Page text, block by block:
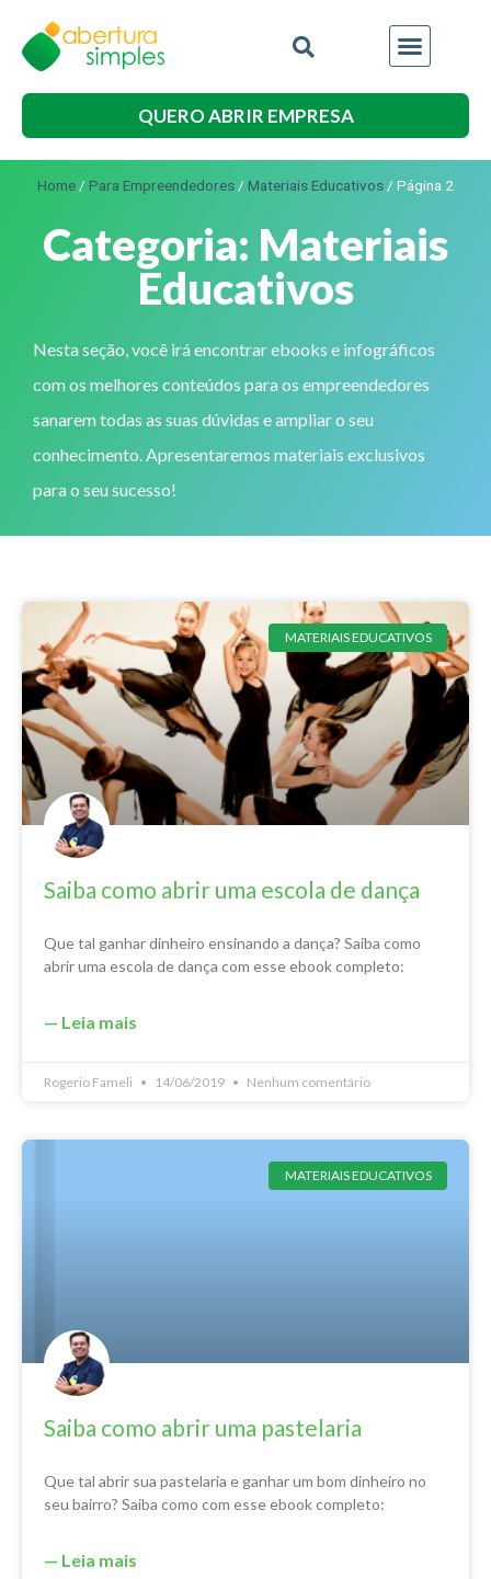
QUERO ABRIR EMPRESA
Home / Para Empreendedores / Materiais Educativos / Página 2
Categoria: Materiais
Educativos
Nesta seção, você irá encontrar ebooks e infográficos
com os melhores conteúdos para os empreendedores
sanarem todas as suas dúvidas e ampliar o seu
conhecimento. Apresentaremos materiais exclusivos
para o seu sucesso!
MATERIAIS EDUCATIVOS
Saiba como abrir uma escola de dança
Que tal ganhar dinheiro ensinando a dança? Saiba como
abrir uma escola de dança com esse ebook completo:
— Leia mais
Rogerio Fameli 14/06/2019 Nenhum comentário
MATERIAIS EDUCATIVOS
Saiba como abrir uma pastelaria
Que tal abrir sua pastelaria e ganhar um bom dinheiro no
seu bairro? Saiba como com esse ebook completo:
— Leia mais